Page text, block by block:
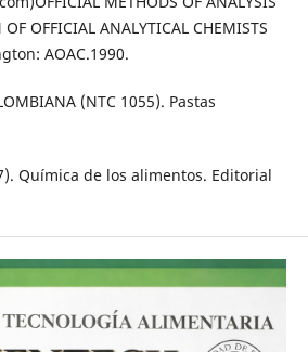
OFFICIAL ANALYTICAL CHEMISTS
AOAC.1990.
(NTC 1055). Pastas
Química de los alimentos. Editorial